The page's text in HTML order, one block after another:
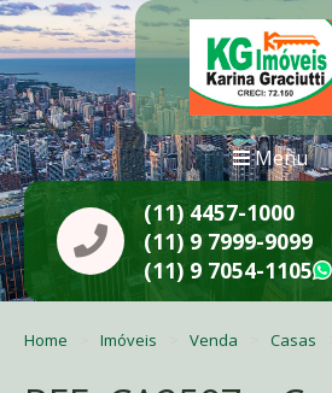
Menu
(11) 4457-1000
(11) 9 7999-9099
(11) 9 7054-1105
Home Imóveis Venda Casas